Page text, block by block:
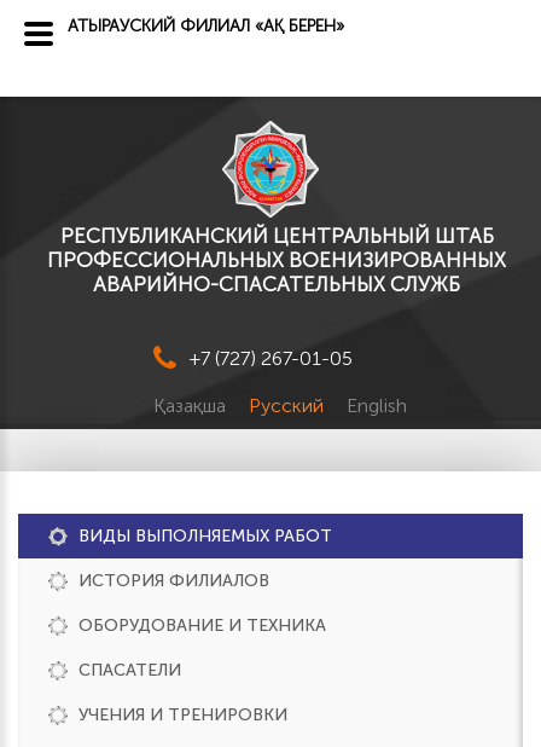
РЕСПУБЛИКАНСКИЙ ЦЕНТРАЛЬНЫЙ ШТАБ
ПРОФЕССИОНАЛЬНЫХ ВОЕНИЗИРОВАННЫХ
АВАРИЙНО-СПАСАТЕЛЬНЫХ СЛУЖБ
+7 (727) 267-01-05
Қазақша Русский English
ВИДЫ ВЫПОЛНЯЕМЫХ РАБОТ
ИСТОРИЯ ФИЛИАЛОВ
ОБОРУДОВАНИЕ И ТЕХНИКА
СПАСАТЕЛИ
УЧЕНИЯ И ТРЕНИРОВКИ
АТЫРАУСКИЙ ФИЛИАЛ «АҚ БЕРЕН»